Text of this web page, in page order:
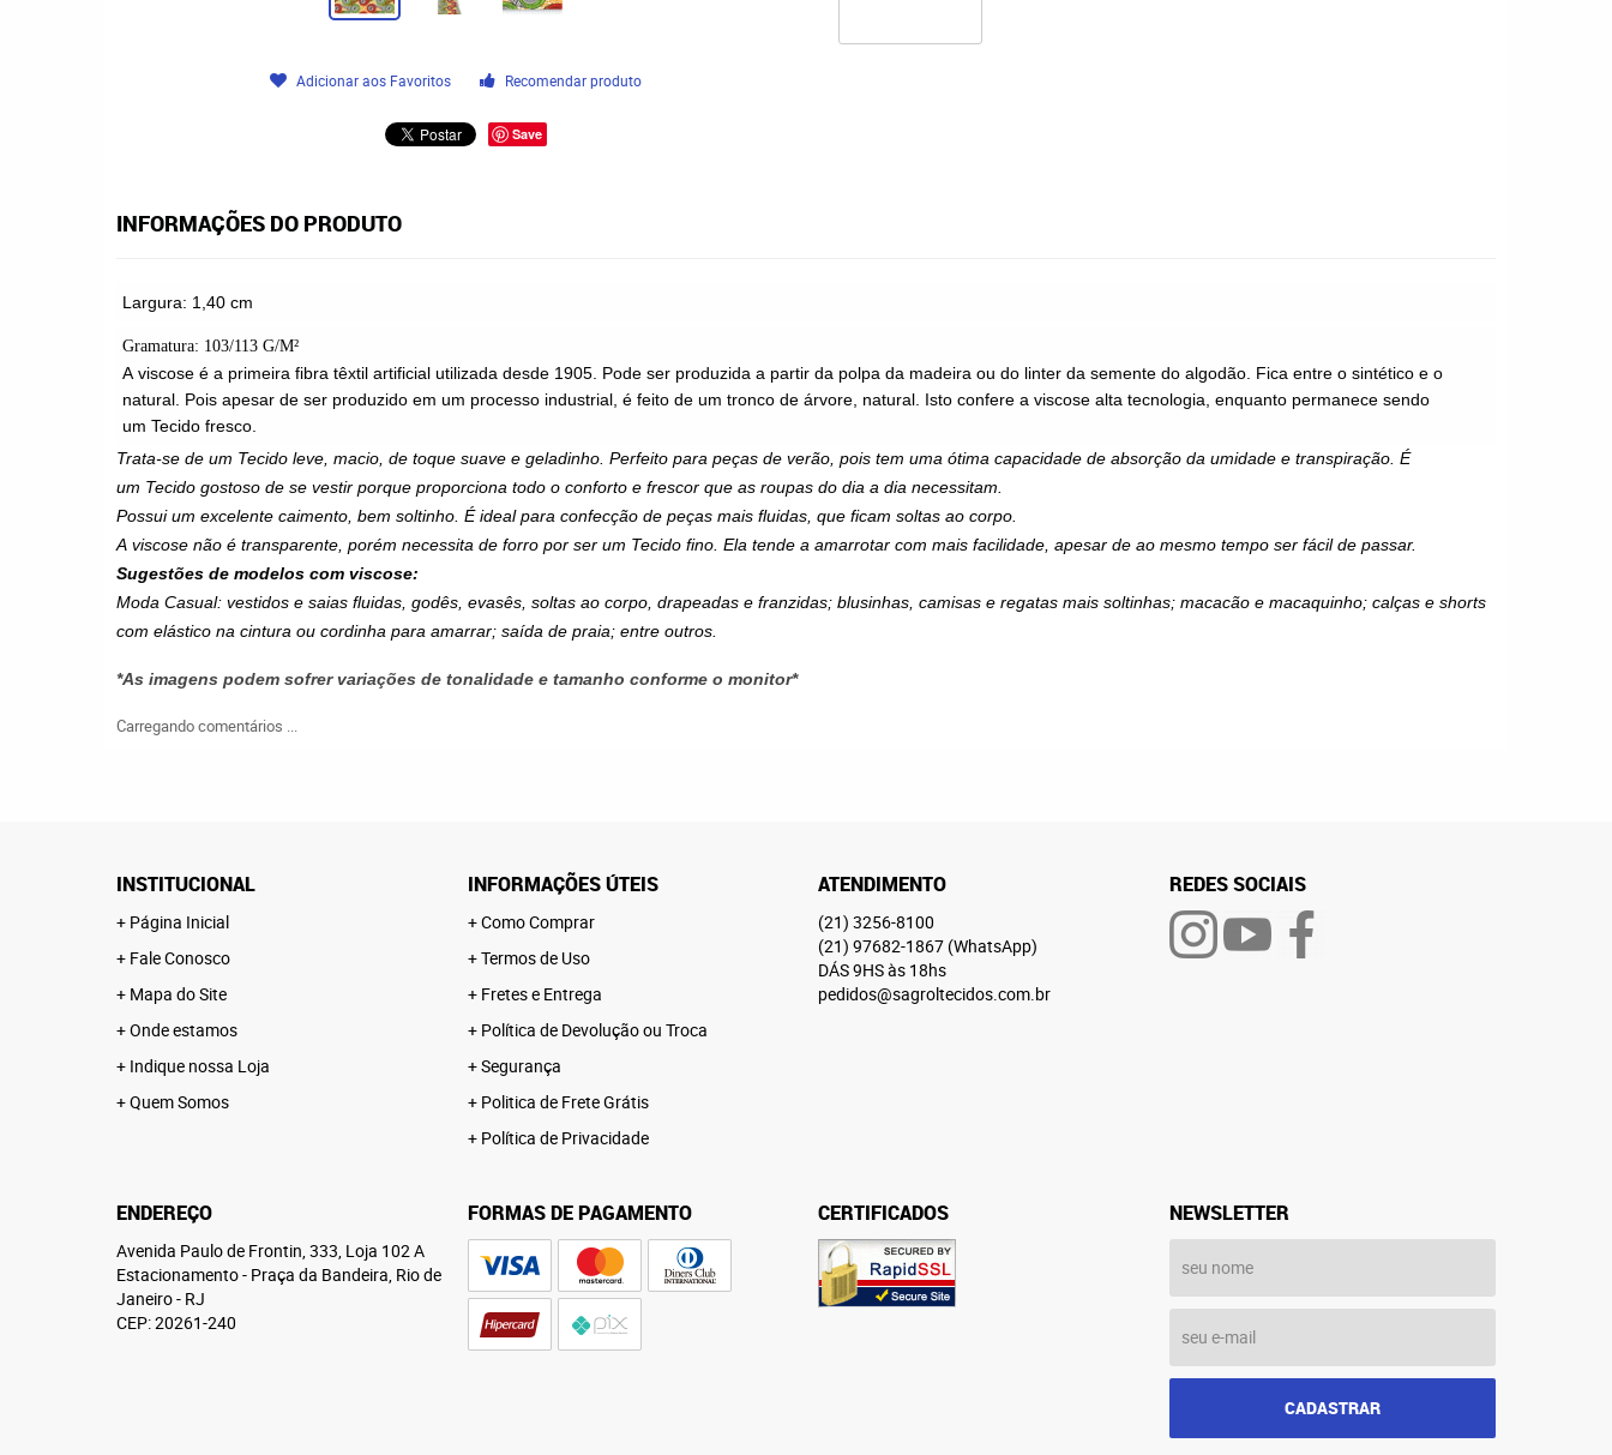
Adicionar aos Favoritos Recomendar produto
Save
INFORMAÇÕES DO PRODUTO
Largura: 1,40 cm
Gramatura: 103/113 G/M²
A viscose é a primeira fibra têxtil artificial utilizada desde 1905. Pode ser produzida a partir da polpa da madeira ou do linter da semente do algodão. Fica entre o sintético e o
natural. Pois apesar de ser produzido em um processo industrial, é feito de um tronco de árvore, natural. Isto confere a viscose alta tecnologia, enquanto permanece sendo
um Tecido fresco.
Trata-se de um Tecido leve, macio, de toque suave e geladinho. Perfeito para peças de verão, pois tem uma ótima capacidade de absorção da umidade e transpiração. É
um Tecido gostoso de se vestir porque proporciona todo o conforto e frescor que as roupas do dia a dia necessitam.
Possui um excelente caimento, bem soltinho. É ideal para confecção de peças mais fluidas, que ficam soltas ao corpo.
A viscose não é transparente, porém necessita de forro por ser um Tecido fino. Ela tende a amarrotar com mais facilidade, apesar de ao mesmo tempo ser fácil de passar.
Sugestões de modelos com viscose:
Moda Casual: vestidos e saias fluidas, godês, evasês, soltas ao corpo, drapeadas e franzidas; blusinhas, camisas e regatas mais soltinhas; macacão e macaquinho; calças e shorts
com elástico na cintura ou cordinha para amarrar; saída de praia; entre outros.
*As imagens podem sofrer variações de tonalidade e tamanho conforme o monitor*
Carregando comentários ...
INSTITUCIONAL
Página Inicial
Fale Conosco
Mapa do Site
Onde estamos
Indique nossa Loja
Quem Somos
INFORMAÇÕES ÚTEIS
Como Comprar
Termos de Uso
Fretes e Entrega
Política de Devolução ou Troca
Segurança
Politica de Frete Grátis
Política de Privacidade
ATENDIMENTO
(21) 3256-8100
(21) 97682-1867 (WhatsApp)
DÁS 9HS às 18hs
pedidos@sagroltecidos.com.br
REDES SOCIAIS
ENDEREÇO
Avenida Paulo de Frontin, 333, Loja 102 A
Estacionamento- Praça da Bandeira, Rio de
Janeiro- RJ
CEP: 20261-240
FORMAS DE PAGAMENTO CERTIFICADOS NEWSLETTER
CADASTRAR